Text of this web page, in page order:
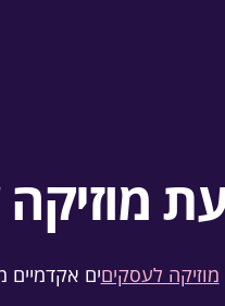
מוזיקה
מוזיקה לעסקים